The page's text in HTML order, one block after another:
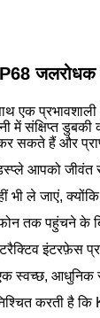
जलरोधक
एक
में संक्षिप्त
हैं और
आपको जीवंत
ले जाएं,
तक पहुंचने के
इंटरफ़ेस
स्वच्छ, आधुनिक
करती है कि